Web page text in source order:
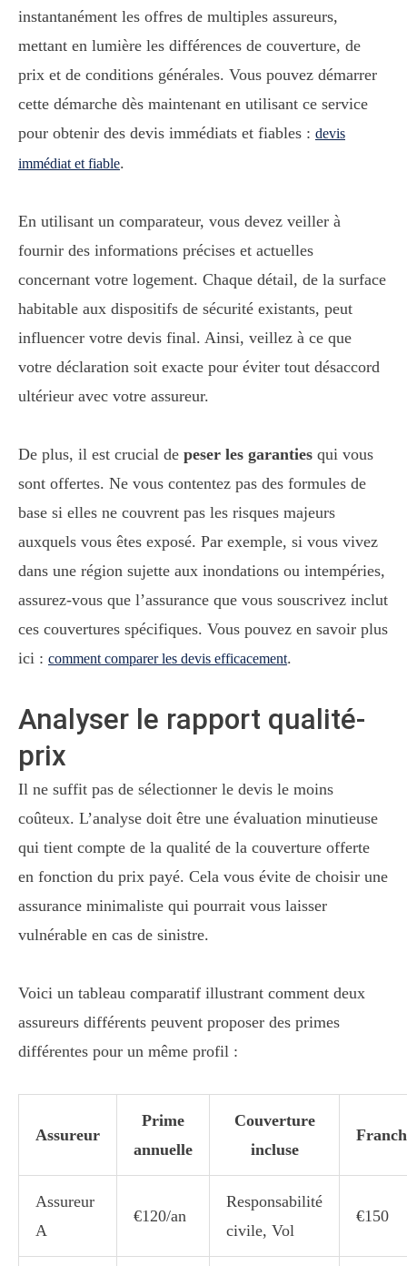
instantanément les offres de multiples assureurs,
mettant en lumière les différences de couverture, de
prix et de conditions générales. Vous pouvez démarrer
cette démarche dès maintenant en utilisant ce service
pour obtenir des devis immédiats et fiables : devis
immédiat et fiable.
En utilisant un comparateur, vous devez veiller à
fournir des informations précises et actuelles
concernant votre logement. Chaque détail, de la surface
habitable aux dispositifs de sécurité existants, peut
influencer votre devis final. Ainsi, veillez à ce que
votre déclaration soit exacte pour éviter tout désaccord
ultérieur avec votre assureur.
De plus, il est crucial de peser les garanties qui vous
sont offertes. Ne vous contentez pas des formules de
base si elles ne couvrent pas les risques majeurs
auxquels vous êtes exposé. Par exemple, si vous vivez
dans une région sujette aux inondations ou intempéries,
assurez-vous que l’assurance que vous souscrivez inclut
ces couvertures spécifiques. Vous pouvez en savoir plus
ici : comment comparer les devis efficacement.
Analyser le rapport qualité-
prix
Il ne suffit pas de sélectionner le devis le moins
coûteux. L’analyse doit être une évaluation minutieuse
qui tient compte de la qualité de la couverture offerte
en fonction du prix payé. Cela vous évite de choisir une
assurance minimaliste qui pourrait vous laisser
vulnérable en cas de sinistre.
Voici un tableau comparatif illustrant comment deux
assureurs différents peuvent proposer des primes
différentes pour un même profil :
Assureur
Prime
annuelle
Couverture
incluse
Assureur
A
€120/an
Responsabilité
civile, Vol
€150